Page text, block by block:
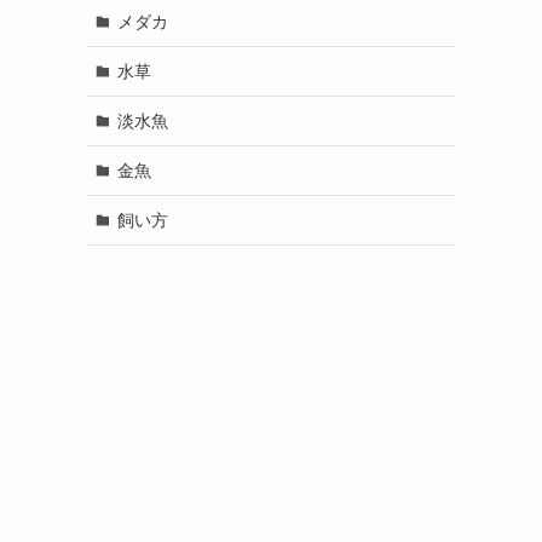
メダカ
水草
淡水魚
金魚
飼い方